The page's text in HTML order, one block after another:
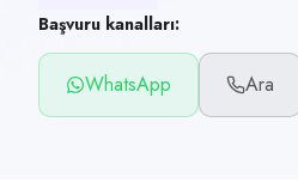
Çalışma şekli
seasonal · Ofis
Yayın tarihi
3 Temmuz 2026
Başvuru kanalları:
WhatsApp Ara